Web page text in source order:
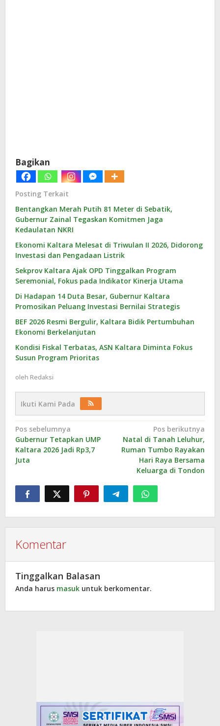
Bagikan
Posting Terkait
Bentangkan Merah Putih 81 Meter di Sebatik,
Gubernur Zainal Tegaskan Komitmen Jaga
Kedaulatan NKRI
Ekonomi Kaltara Melesat di Triwulan II 2026, Didorong
Investasi dan Pengadaan Listrik
Sekprov Kaltara Ajak OPD Tinggalkan Program
Seremonial, Fokus pada Indikator Kinerja Utama
Di Hadapan 14 Duta Besar, Gubernur Kaltara
Promosikan Peluang Investasi Bernilai Strategis
BEF 2026 Resmi Bergulir, Kaltara Bidik Pertumbuhan
Ekonomi Berkelanjutan
Kondisi Fiskal Terbatas, ASN Kaltara Diminta Fokus
Susun Program Prioritas
oleh Redaksi
Ikuti Kami Pada
Navigasi
pos
Pos sebelumnya
Gubernur Tetapkan UMP
Kaltara 2026 Jadi Rp3,7
Juta
Pos berikutnya
Natal di Tanah Leluhur,
Ruman Tumbo Rayakan
Hari Raya Bersama
Keluarga di Tondon
Komentar
Tinggalkan Balasan
Anda harus masuk untuk berkomentar.